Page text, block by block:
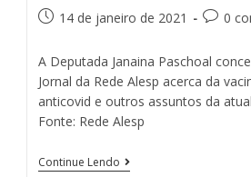
14 de janeiro de 2021 0
A Deputada Janaina Paschoal
Jornal da Rede Alesp acerca da
anticovid e outros assuntos da
Fonte: Rede Alesp
Continue Lendo